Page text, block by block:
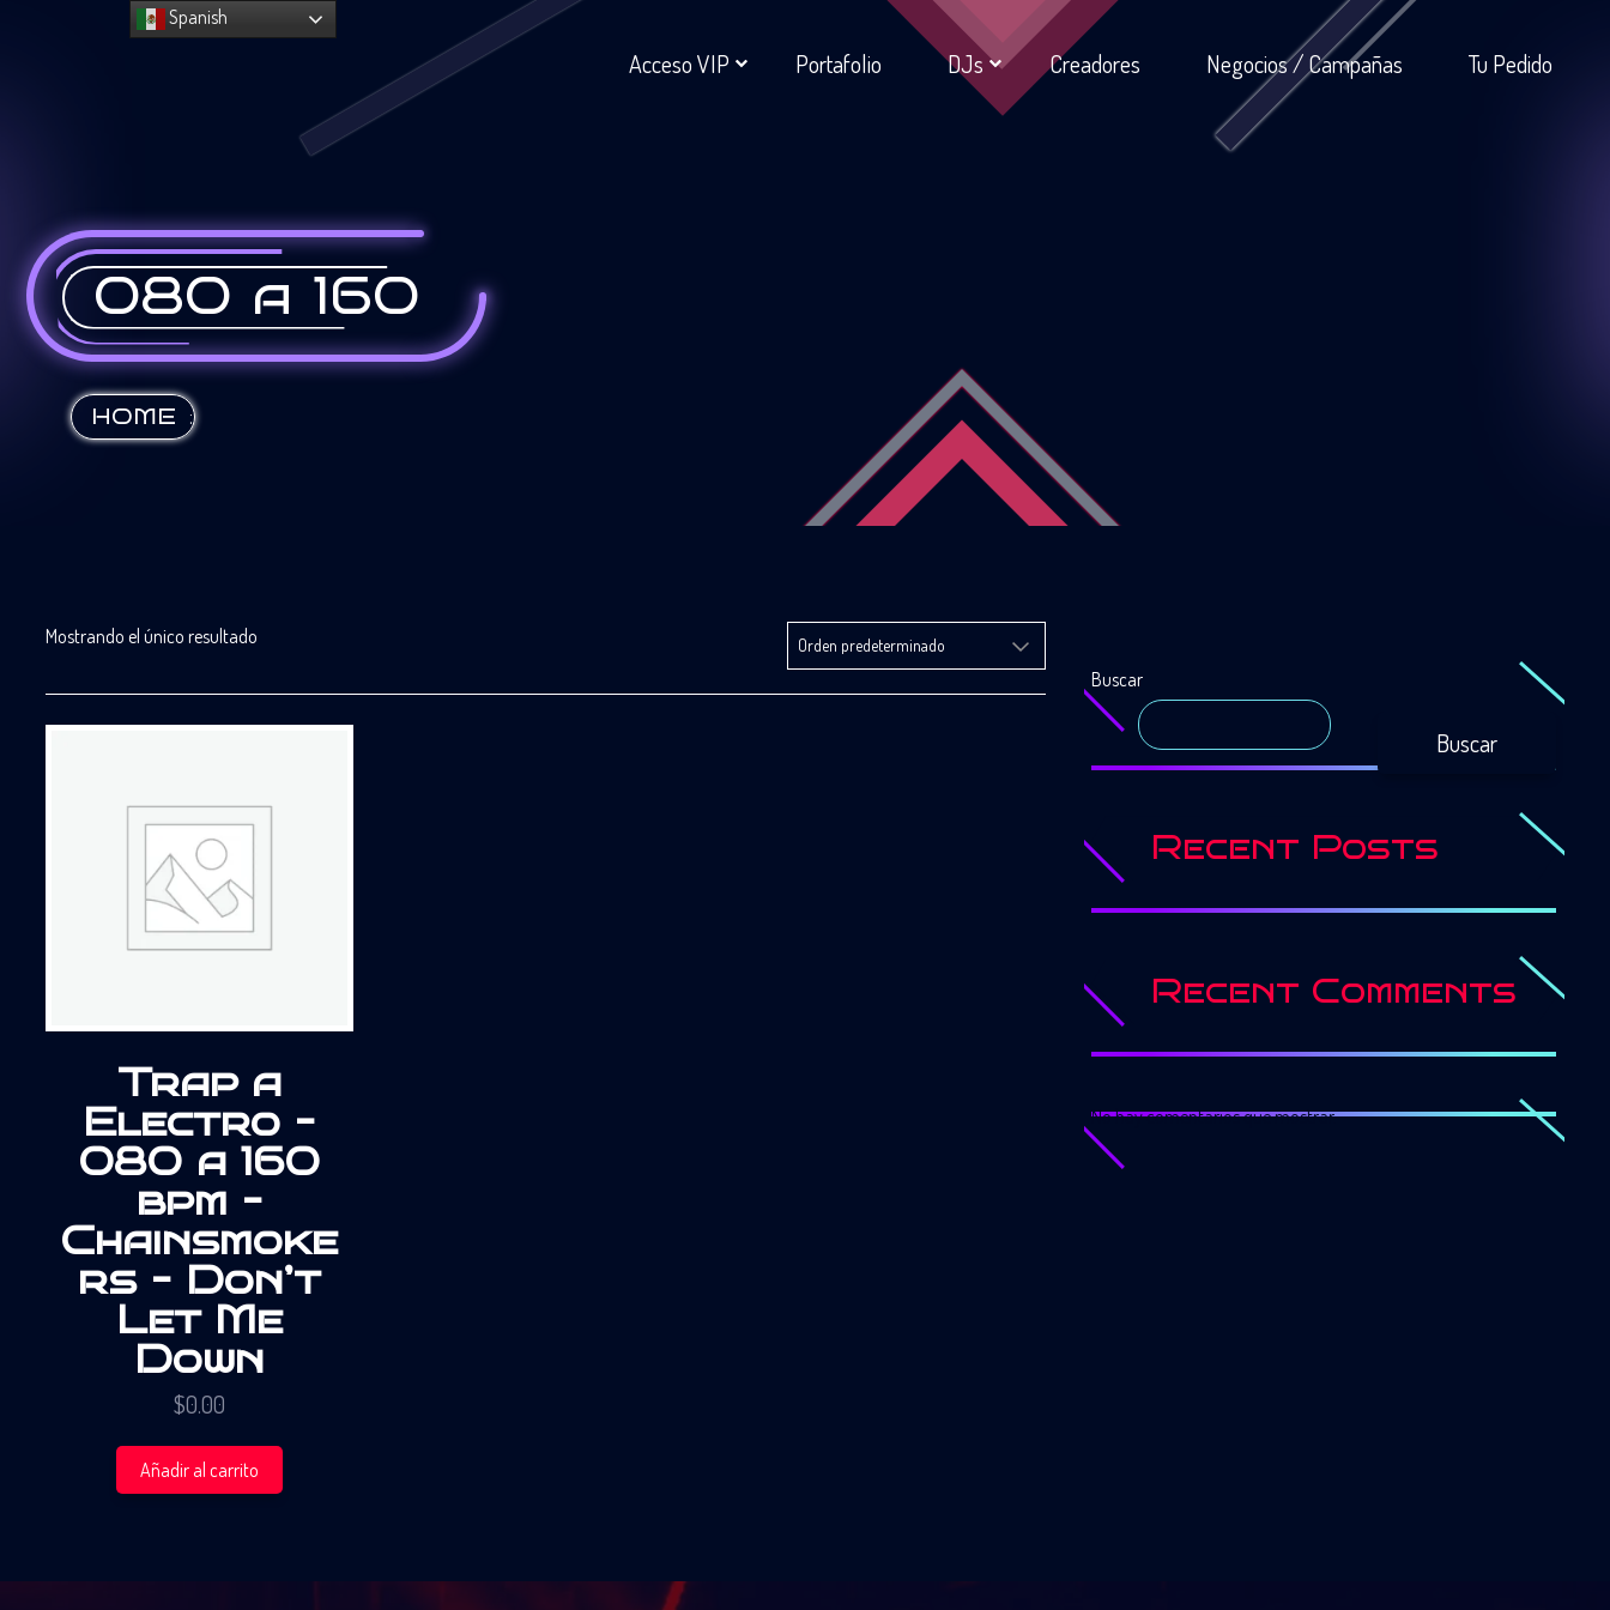
Acceso VIP Portafolio DJs Creadores Negocios / Campañas Tu Pedido
080 a 160
HOME :
Mostrando el único resultado
Trap a
Electro –
080 a 160
bpm –
Chainsmoke
rs – Don’t
Let Me
Down
$0.00
Añadir al carrito
Buscar
Buscar
Recent Posts
Recent Comments
No hay comentarios que mostrar.
Spanish